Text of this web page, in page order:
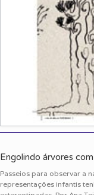
Engolindo árvores
Passeios para observar a
representações infantis